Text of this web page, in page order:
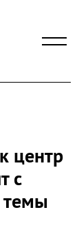
центр
с